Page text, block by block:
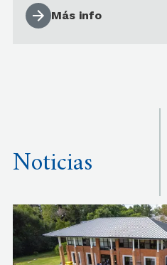
Más info
Noticias